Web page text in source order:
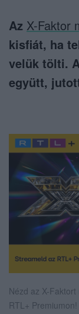
Az X-Faktor
kisfiát, ha
velük tölti.
együtt,
Nézd az X-
RTL+ Premiumon!